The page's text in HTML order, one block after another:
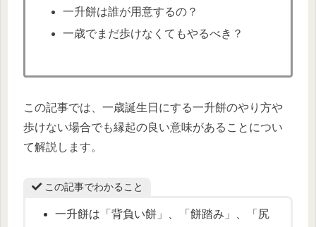
一升餅は誰が用意するの？
一歳でまだ歩けなくてもやるべき？
この記事では、一歳誕生日にする一升餅のやり方や
歩けない場合でも縁起の良い意味があることについ
て解説します。
この記事でわかること
一升餅は「背負い餅」、「餅踏み」、「尻